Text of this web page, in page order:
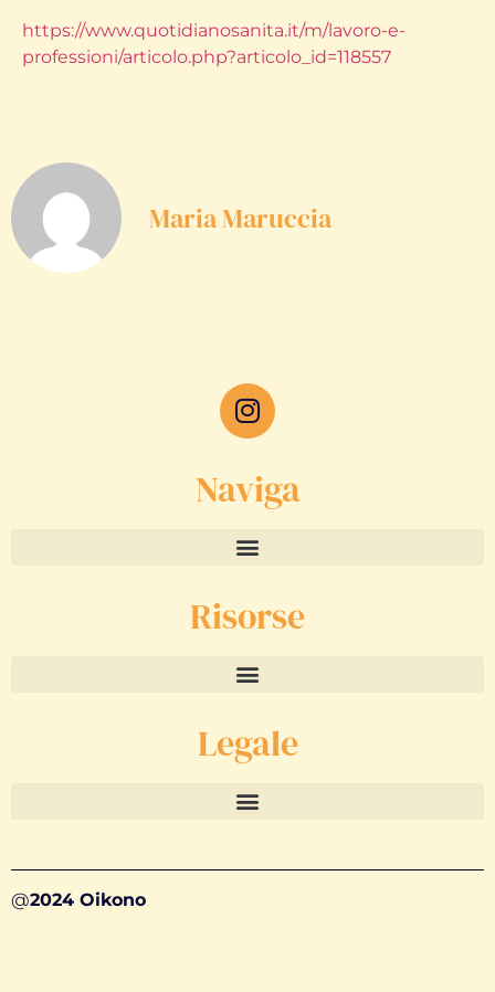
https://www.quotidianosanita.it/m/lavoro-e-
professioni/articolo.php?articolo_id=118557
Maria Maruccia
Naviga
Risorse
Legale
@2024 Oikono